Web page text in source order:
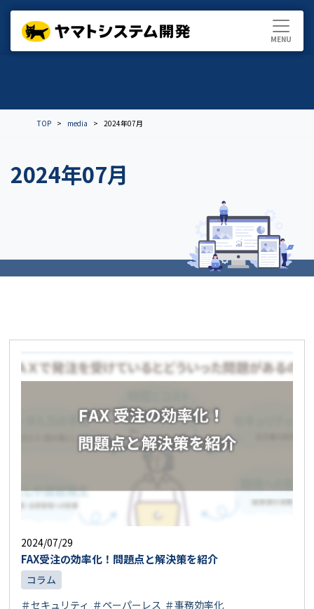
TOP media 2024年07月
2024年07月
2024/07/29
FAX受注の効率化！問題点と解決策を紹介
コラム
＃セキュリティ ＃ペーパーレス ＃事務効率化